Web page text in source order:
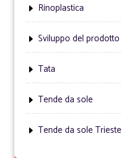
Rinoplastica
Sviluppo del prodotto
Tata
Tende da sole
Tende da sole Trieste